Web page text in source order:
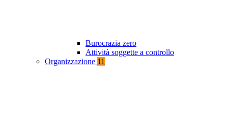
Burocrazia zero
Attività soggette a controllo
Organizzazione 11